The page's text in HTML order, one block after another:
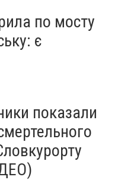
по мосту
є
показали